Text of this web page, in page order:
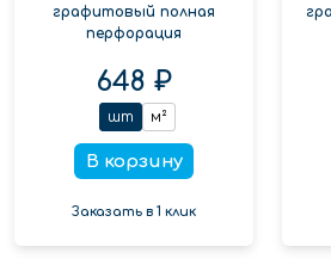
графитовый полная
перфорация
648 ₽
шт м²
В корзину
Заказать в 1 клик